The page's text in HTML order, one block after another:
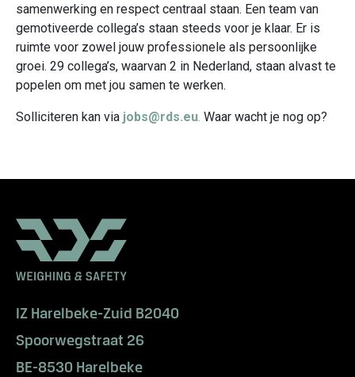
samenwerking en respect centraal staan. Een team van
gemotiveerde collega’s staan steeds voor je klaar. Er is
ruimte voor zowel jouw professionele als persoonlijke
groei. 29 collega’s, waarvan 2 in Nederland, staan alvast te
popelen om met jou samen te werken.
Solliciteren kan via jobs@rds.eu Waar wacht je nog op?
IZ Harelbeke-Zuid B2040
Spoorwegstraat 26
BE-8530 Harelbeke